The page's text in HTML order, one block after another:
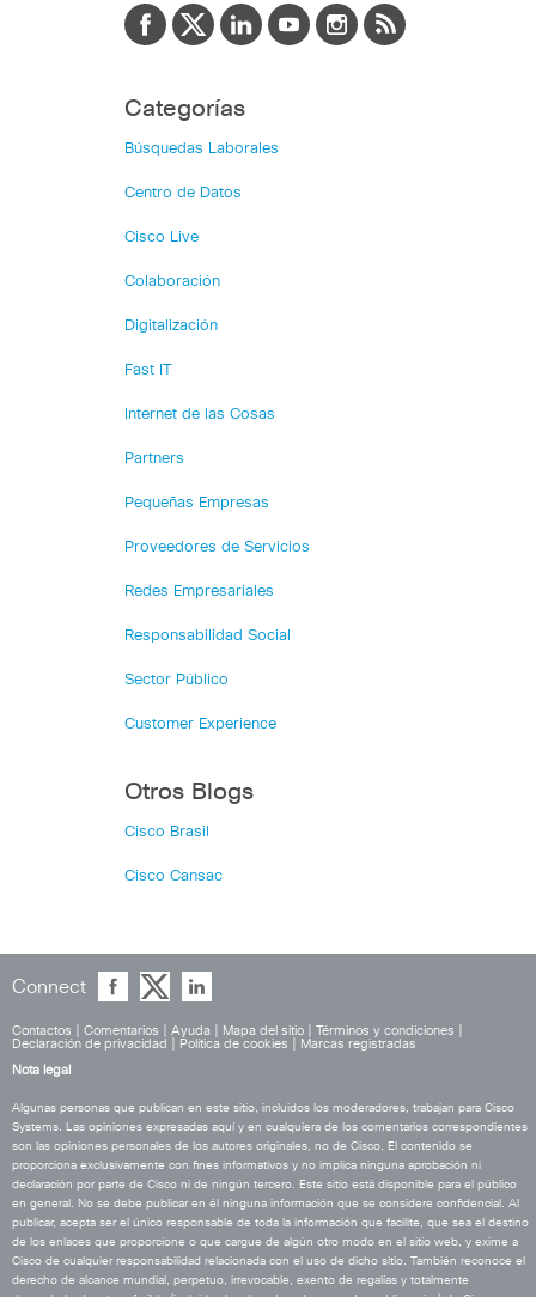
Categorías
Búsquedas Laborales
Centro de Datos
Cisco Live
Colaboración
Digitalización
Fast IT
Internet de las Cosas
Partners
Pequeñas Empresas
Proveedores de Servicios
Redes Empresariales
Responsabilidad Social
Sector Público
Customer Experience
Otros Blogs
Cisco Brasil
Cisco Cansac
Connect
Contactos Comentarios Ayuda Mapa del sitio Términos y condiciones
Declaración de privacidad
Política de cookies
Marcas registradas
Nota legal
Algunas personas que publican en este sitio, incluidos los moderadores, trabajan para Cisco
Systems. Las opiniones expresadas aquí y en cualquiera de los comentarios correspondientes
son las opiniones personales de los autores originales, no de Cisco. El contenido se
proporciona exclusivamente con fines informativos y no implica ninguna aprobación ni
declaración por parte de Cisco ni de ningún tercero. Este sitio está disponible para el público
en general. No se debe publicar en él ninguna información que se considere confidencial. Al
publicar, acepta ser el único responsable de toda la información que facilite, que sea el destino
de los enlaces que proporcione o que cargue de algún otro modo en el sitio web, y exime a
Cisco de cualquier responsabilidad relacionada con el uso de dicho sitio. También reconoce el
derecho de alcance mundial, perpetuo, irrevocable, exento de regalías y totalmente